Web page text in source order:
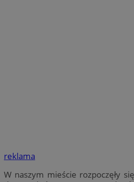
reklama
W naszym mieście rozpoczęły